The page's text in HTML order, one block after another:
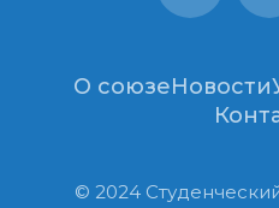
О союзеНовости
© 2024